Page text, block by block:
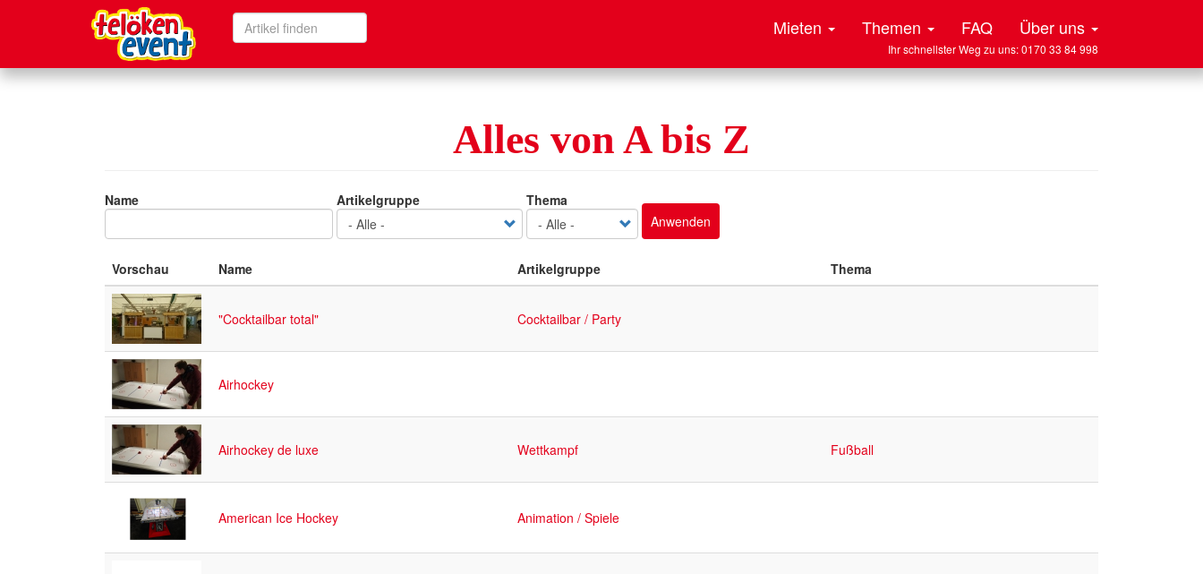
Direkt
Search
Artikel
finden
Main
navigation
Mieten Themen FAQ Über uns
Ihr schnellster Weg zu uns: 0170 33 84 998
Alles von A bis Z
Name Artikelgruppe
Thema
Anwenden
Vorschau Name Artikelgruppe Thema
"Cocktailbar total" Cocktailbar / Party
Airhockey
Airhockey de luxe Wettkampf Fußball
American Ice Hockey Animation / Spiele